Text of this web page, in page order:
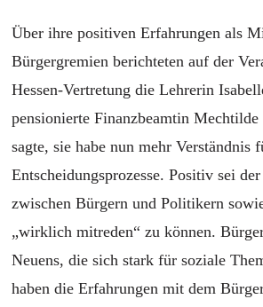
Über ihre positiven Erfahrungen als
Bürgergremien berichteten auf der
Hessen-Vertretung die Lehrerin
pensionierte Finanzbeamtin Mechtilde
sagte, sie habe nun mehr Verständnis
Entscheidungsprozesse. Positiv sei
zwischen Bürgern und Politikern
„wirklich mitreden“ zu können.
Neuens, die sich stark für soziale
haben die Erfahrungen mit dem